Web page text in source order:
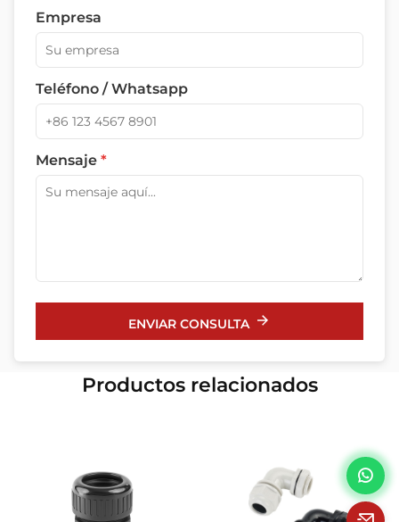
Empresa
Teléfono / Whatsapp
Mensaje *
ENVIAR CONSULTA
Productos relacionados